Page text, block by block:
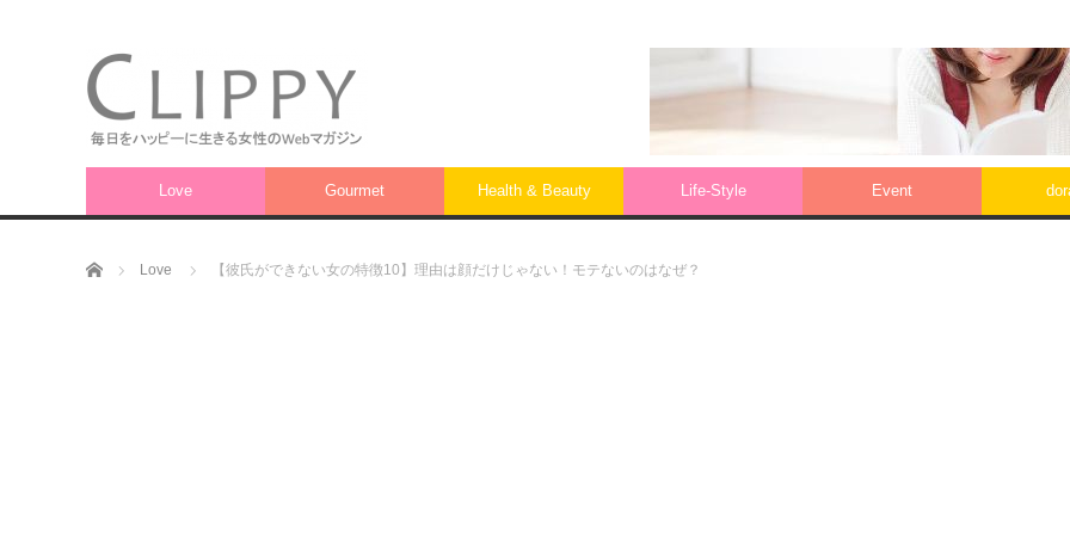
Love Gourmet Health & Beauty Life‐Style Event
ホーム Love 【彼氏ができない女の特徴10】理由は顔だけじゃない！モテないのはなぜ？